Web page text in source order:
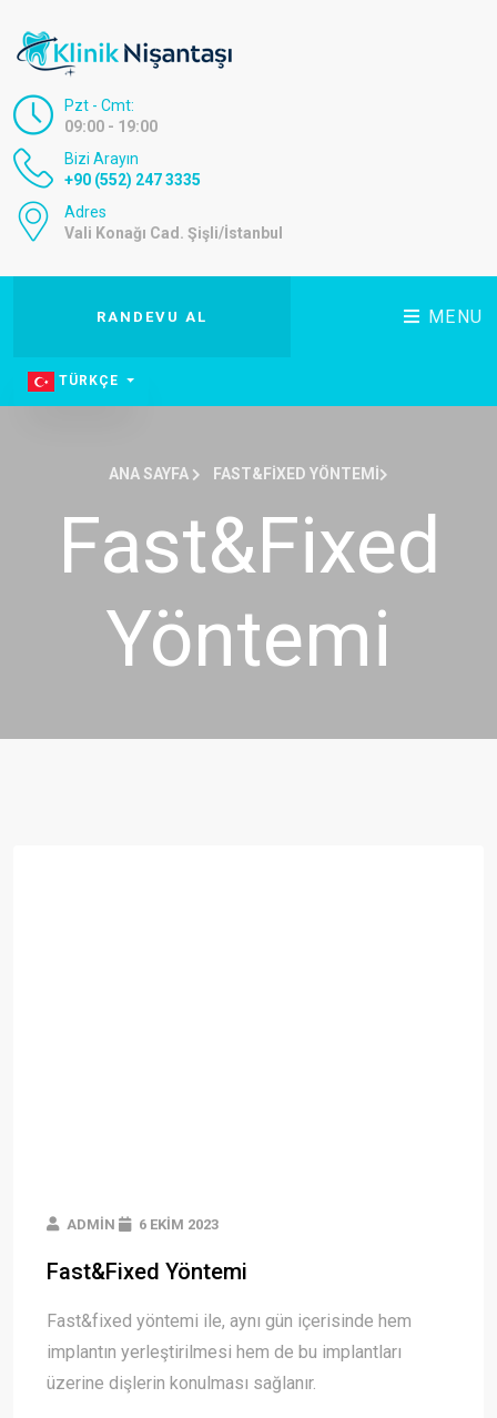
Pzt - Cmt:
09:00 - 19:00
Bizi Arayın
+90 (552) 247 3335
Adres
Vali Konağı Cad. Şişli/İstanbul
RANDEVU AL MENU
TÜRKÇE
ANA SAYFA FAST&FIXED YÖNTEMI
Fast&Fixed
Yöntemi
ADMIN 6 EKIM 2023
Fast&Fixed Yöntemi
Fast&fixed yöntemi ile, aynı gün içerisinde hem
implantın yerleştirilmesi hem de bu implantları
üzerine dişlerin konulması sağlanır.